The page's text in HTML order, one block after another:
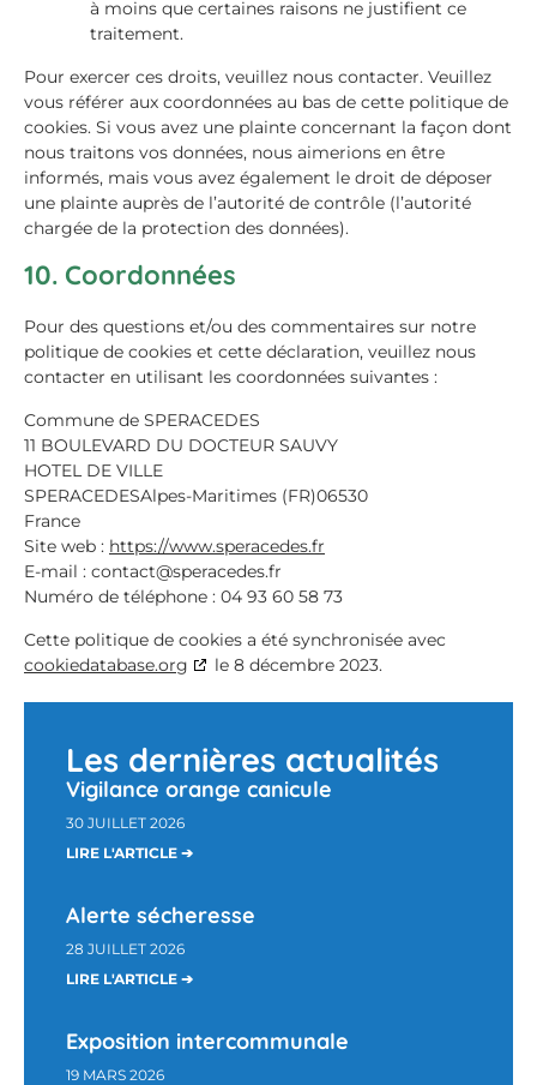
à moins que certaines raisons ne justifient ce
traitement.
Pour exercer ces droits, veuillez nous contacter. Veuillez
vous référer aux coordonnées au bas de cette politique de
cookies. Si vous avez une plainte concernant la façon dont
nous traitons vos données, nous aimerions en être
informés, mais vous avez également le droit de déposer
une plainte auprès de l’autorité de contrôle (l’autorité
chargée de la protection des données).
10. Coordonnées
Pour des questions et/ou des commentaires sur notre
politique de cookies et cette déclaration, veuillez nous
contacter en utilisant les coordonnées suivantes :
Commune de SPERACEDES
11 BOULEVARD DU DOCTEUR SAUVY
HOTEL DE VILLE
SPERACEDESAlpes-Maritimes (FR)06530
France
Site web : https://www.speracedes.fr
E-mail : contact@speracedes.fr
Numéro de téléphone : 04 93 60 58 73
Cette politique de cookies a été synchronisée avec
cookiedatabase.org
le 8 décembre 2023.
Les dernières actualités
Vigilance orange canicule
30 JUILLET 2026
LIRE L'ARTICLE ➔
Alerte sécheresse
28 JUILLET 2026
LIRE L'ARTICLE ➔
Exposition intercommunale
19 MARS 2026